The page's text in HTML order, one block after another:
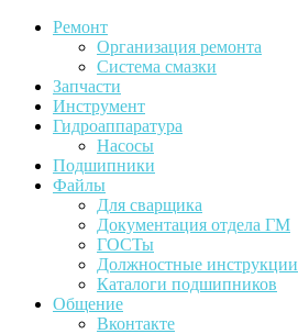
Ремонт
Организация ремонта
Система смазки
Запчасти
Инструмент
Гидроаппаратура
Насосы
Подшипники
Файлы
Для сварщика
Документация отдела ГМ
ГОСТы
Должностные инструкции
Каталоги подшипников
Общение
Вконтакте